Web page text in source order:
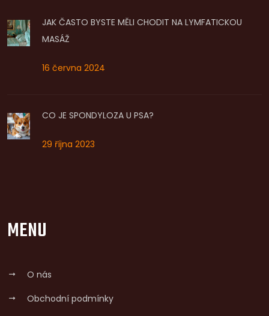
JAK ČASTO BYSTE MĚLI CHODIT NA LYMFATICKOU
MASÁŽ
16 června 2024
CO JE SPONDYLOZA U PSA?
29 října 2023
MENU
O nás
Obchodní podmínky